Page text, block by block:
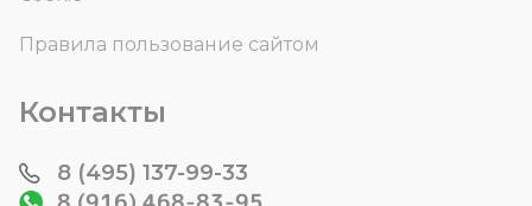
Правила пользование сайтом
Контакты
8 (495) 137-99-33